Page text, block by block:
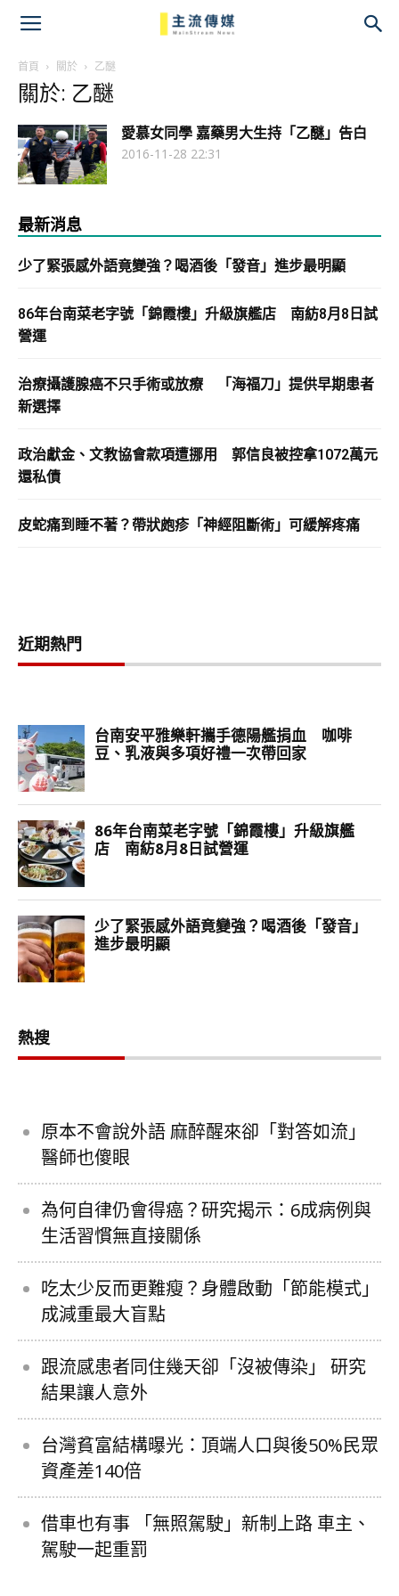
首頁 關於 乙醚
關於: 乙醚
愛慕女同學 嘉藥男大生持「乙醚」告白
2016-11-28 22:31
最新消息
少了緊張感外語竟變強？喝酒後「發音」進步最明顯
86年台南菜老字號「錦霞樓」升級旗艦店 南紡8月8日試
營運
治療攝護腺癌不只手術或放療 「海福刀」提供早期患者
新選擇
政治獻金、文教協會款項遭挪用 郭信良被控拿1072萬元
還私債
皮蛇痛到睡不著？帶狀皰疹「神經阻斷術」可緩解疼痛
近期熱門
熱搜
原本不會說外語 麻醉醒來卻「對答如流」
醫師也傻眼
為何自律仍會得癌？研究揭示：6成病例與
生活習慣無直接關係
吃太少反而更難瘦？身體啟動「節能模式」
成減重最大盲點
跟流感患者同住幾天卻「沒被傳染」 研究
結果讓人意外
台灣貧富結構曝光：頂端人口與後50%民眾
資產差140倍
借車也有事 「無照駕駛」新制上路 車主、
駕駛一起重罰